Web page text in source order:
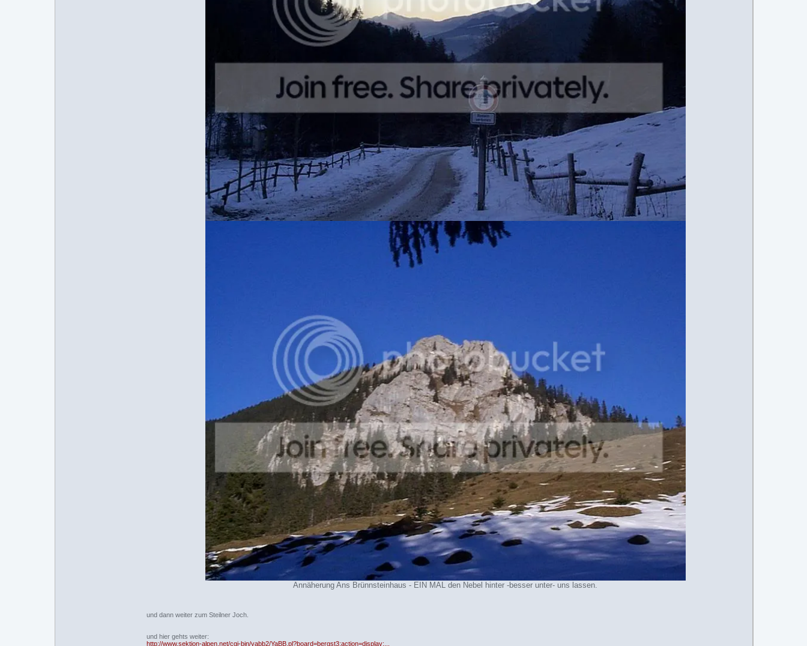
Annäherung Ans Brünnsteinhaus - EIN MAL den Nebel hinter -besser unter- uns lassen.
und dann weiter zum Steilner Joch.
und hier gehts weiter:
http://www.sektion-alpen.net/cgi-bin/yabb2/YaBB.pl?board=bergst3;action=display;...